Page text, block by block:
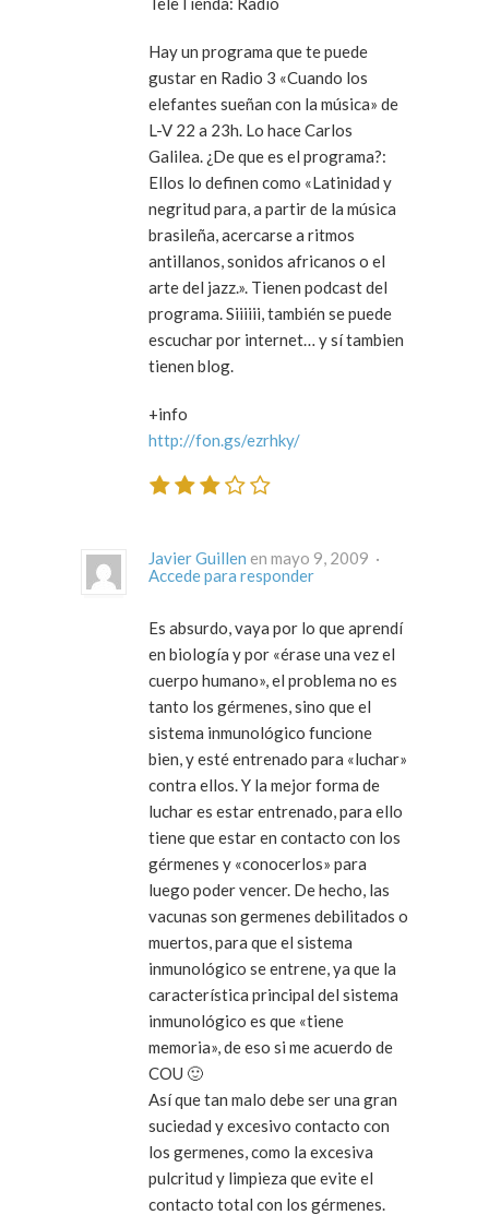
Hay un programa que te puede
gustar en Radio 3 «Cuando los
elefantes sueñan con la música» de
L-V 22 a 23h. Lo hace Carlos
Galilea. ¿De que es el programa?:
Ellos lo definen como «Latinidad y
negritud para, a partir de la música
brasileña, acercarse a ritmos
antillanos, sonidos africanos o el
arte del jazz.». Tienen podcast del
programa. Siiiiii, también se puede
escuchar por internet… y sí tambien
tienen blog.
+info
http://fon.gs/ezrhky/
Javier Guillen
en mayo 9, 2009 ·
Accede para responder
Es absurdo, vaya por lo que aprendí
en biología y por «érase una vez el
cuerpo humano», el problema no es
tanto los gérmenes, sino que el
sistema inmunológico funcione
bien, y esté entrenado para «luchar»
contra ellos. Y la mejor forma de
luchar es estar entrenado, para ello
tiene que estar en contacto con los
gérmenes y «conocerlos» para
luego poder vencer. De hecho, las
vacunas son germenes debilitados o
muertos, para que el sistema
inmunológico se entrene, ya que la
característica principal del sistema
inmunológico es que «tiene
memoria», de eso si me acuerdo de
COU 🙂
Así que tan malo debe ser una gran
suciedad y excesivo contacto con
los germenes, como la excesiva
pulcritud y limpieza que evite el
contacto total con los gérmenes.